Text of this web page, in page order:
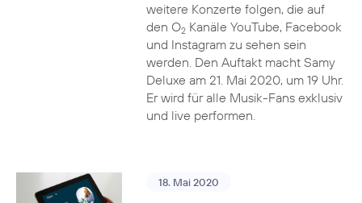
weitere Konzerte folgen, die auf
den O2Kanäle YouTube, Facebook
und Instagram zu sehen sein
werden. Den Auftakt macht Samy
Deluxe am 21. Mai 2020, um 19 Uhr.
Er wird für alle Musik-Fans exklusiv
und live performen.
18. Mai 2020